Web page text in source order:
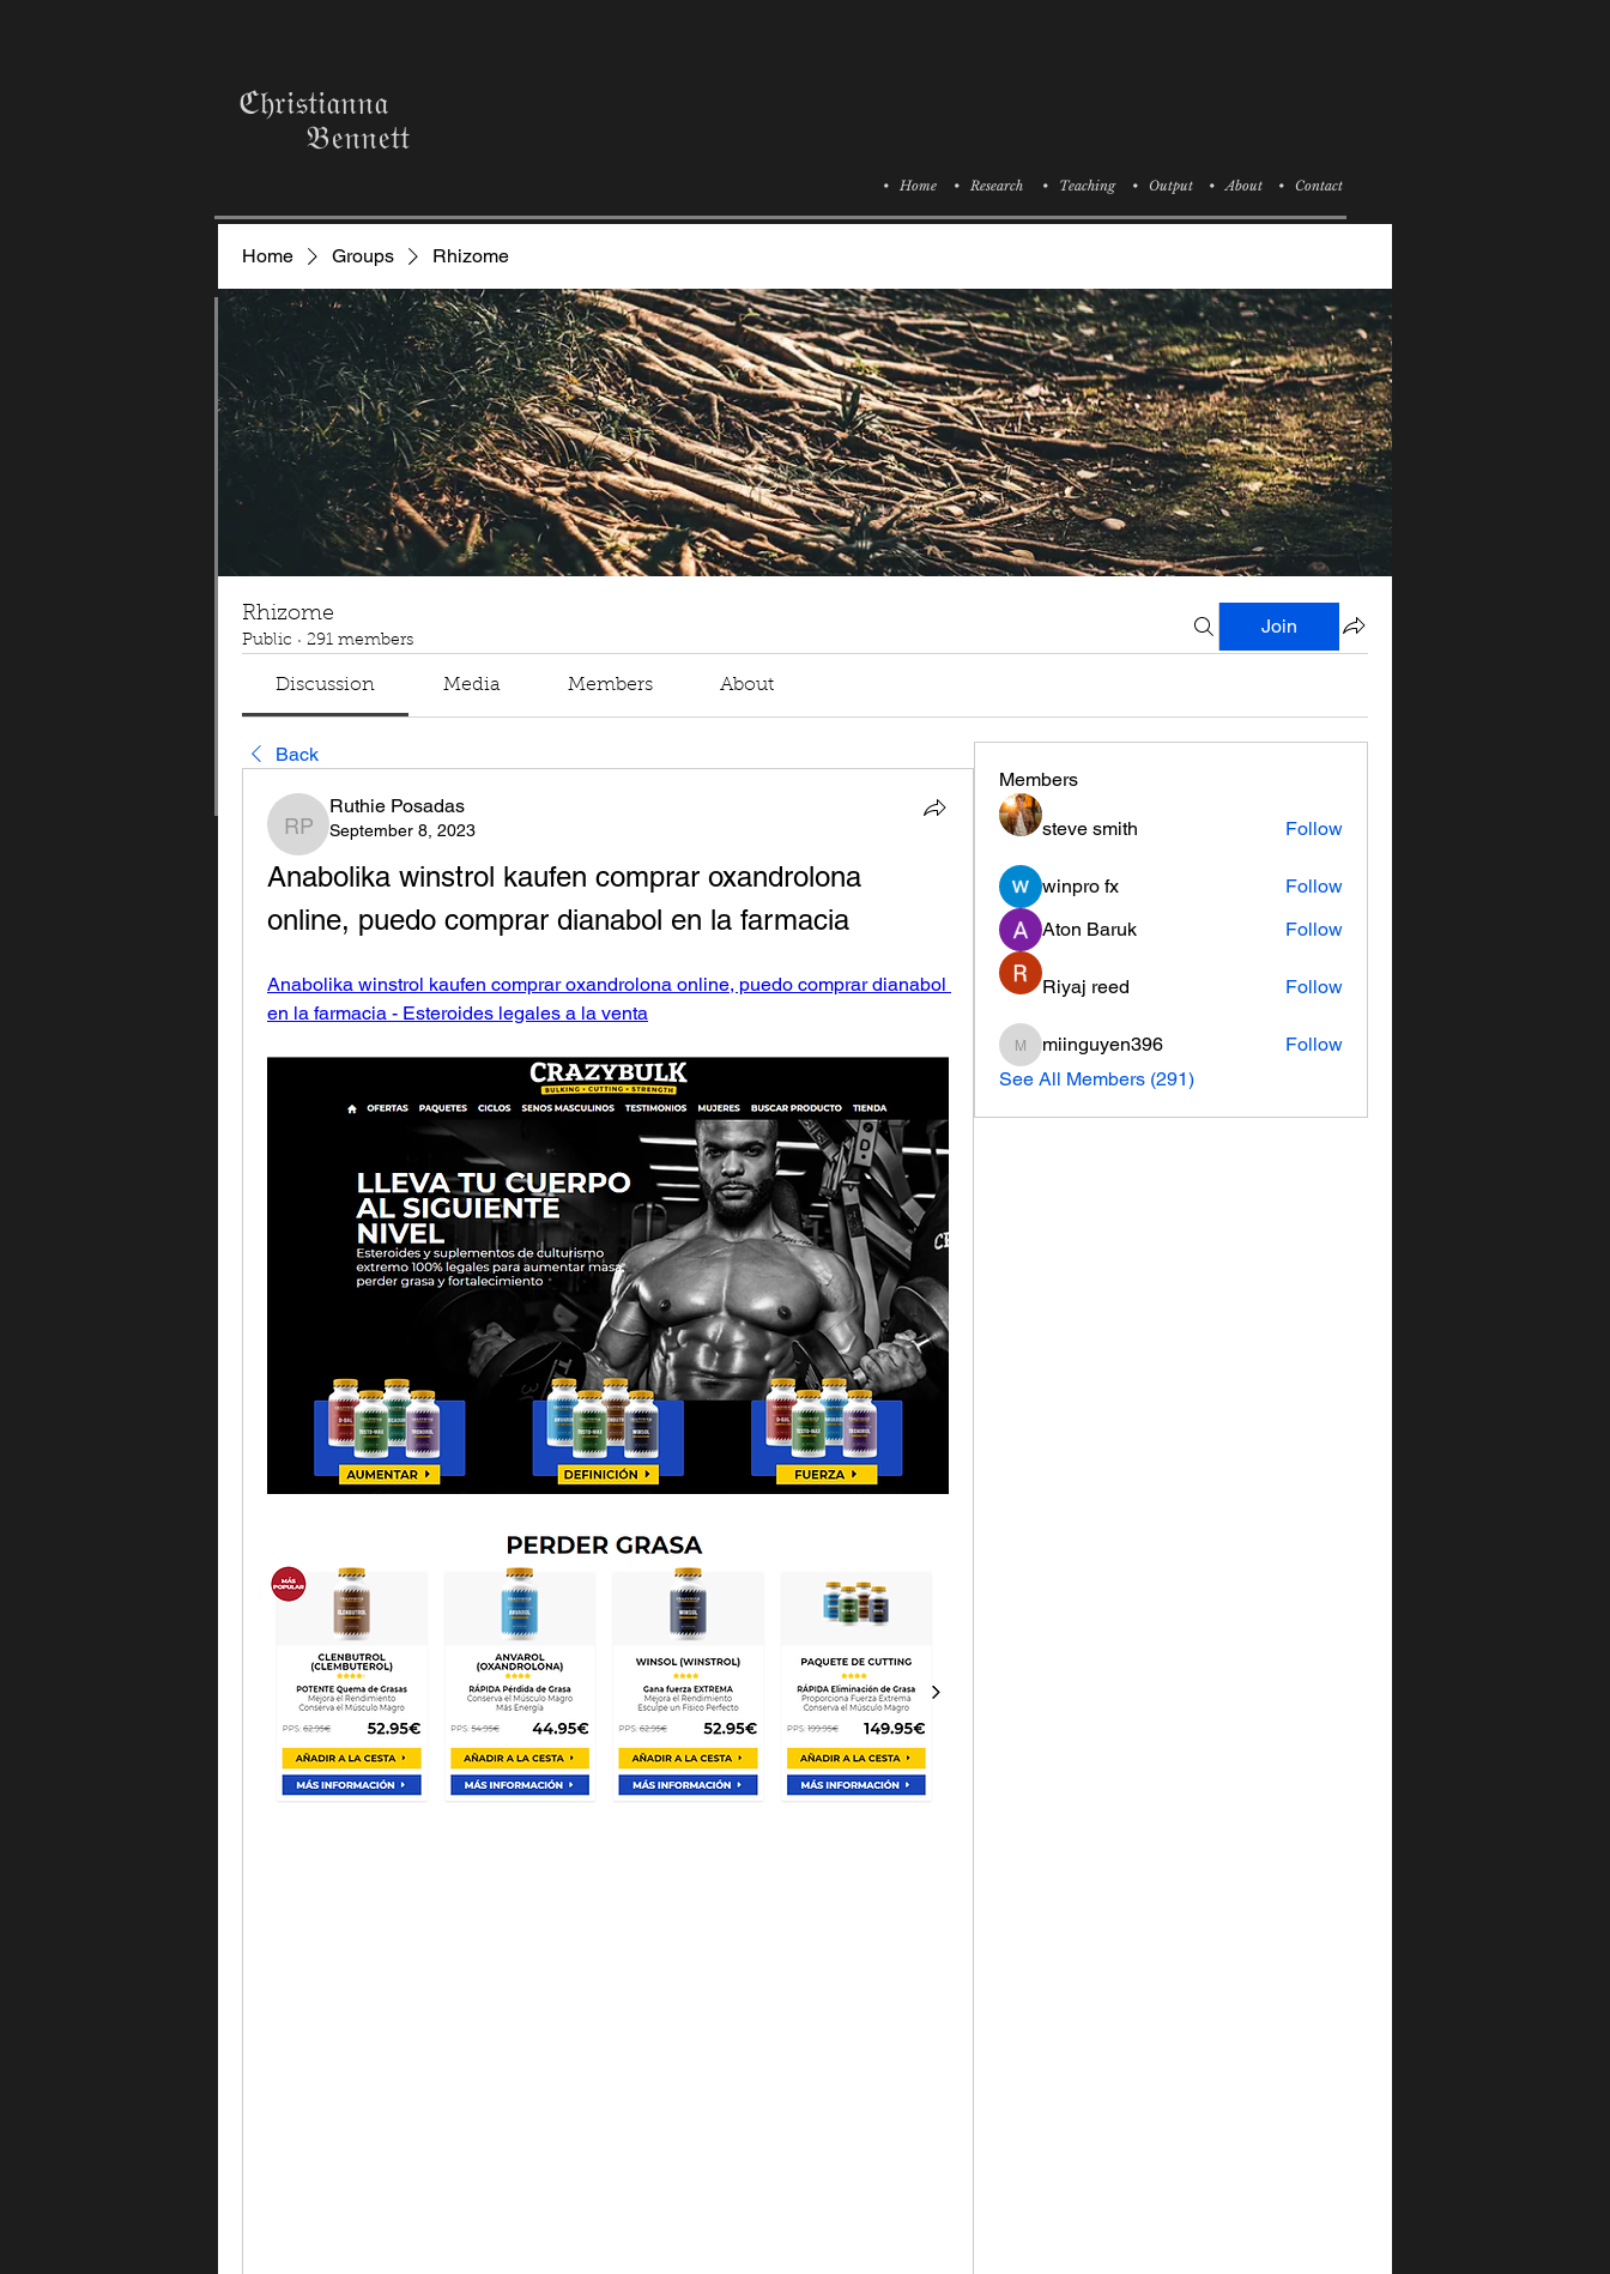
ℭ𝔥𝔯𝔦𝔰𝔱𝔦𝔞𝔫𝔫𝔞
𝔅𝔢𝔫𝔫𝔢𝔱𝔱
• Home • Research • Teaching • Output • About • Contact
Home Groups Rhizome
Rhizome
Public · 291 members
Join
Discussion Media Members About
Back
Ruthie Posadas
Ruthie Posadas
September 8, 2023
Anabolika winstrol kaufen comprar oxandrolona
online, puedo comprar dianabol en la farmacia
Anabolika winstrol kaufen comprar oxandrolona online, puedo comprar dianabol
en la farmacia - Esteroides legales a la venta
Members
steve smith Follow
winpro fx
Follow
Aton Baruk
Follow
Riyaj reed Follow
miinguyen396
miinguyen396
Follow
See All Members (291)